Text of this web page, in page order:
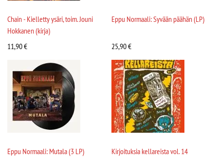
Chain - Kielletty ysäri, toim. Jouni
Hokkanen (kirja)
11,90€
Eppu Normaali: Syvään päähän (LP)
25,90€
Eppu Normaali: Mutala (3 LP)
Kirjoituksia kellareista vol. 14